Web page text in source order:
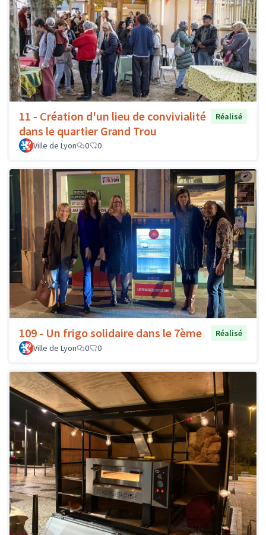
11 - Création d'un lieu de convivialité
dans le quartier Grand Trou
Réalisé
Ville de Lyon 0 0
109 - Un frigo solidaire dans le 7ème
Réalisé
Ville de Lyon
0 0